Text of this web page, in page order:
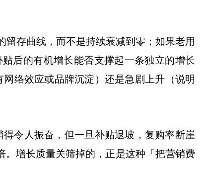
存曲线，而不是持续衰减到零；如果老用
后的有机增长能否支撑起一条独立的增长
络效应或品牌沉淀）还是急剧上升（说明
令人振奋，但一旦补贴退坡，复购率断崖
增长质量关筛掉的，正是这种「把营销费